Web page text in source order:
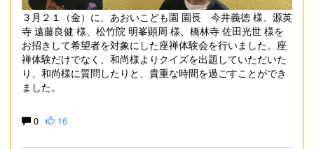
３月２１（金）に、あおいこども園 園長 今井義徳 様、源英
寺 遠藤良健 様、松竹院 明峯顕周 様、橋林寺 佐田光世 様を
お招きして希望者を対象にした座禅体験会を行いました。座
禅体験だけでなく、和尚様よりクイズを出題していただいた
り、和尚様に質問したりと、貴重な時間を過ごすことができ
ました。
0 16